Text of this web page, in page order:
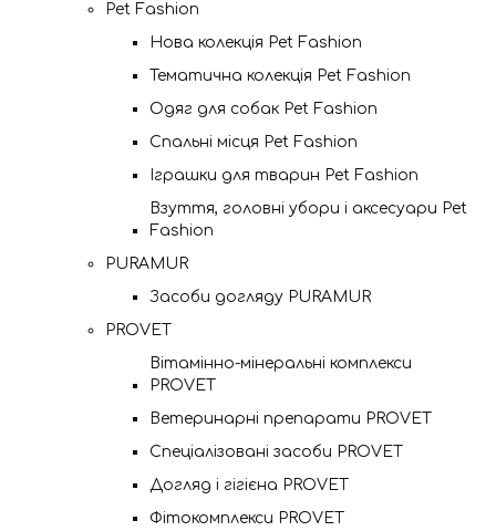
Pet Fashion
Нова колекція Pet Fashion
Тематична колекція Pet Fashion
Одяг для собак Pet Fashion
Спальні місця Pet Fashion
Іграшки для тварин Pet Fashion
Взуття, головні убори і аксесуари Pet
Fashion
PURAMUR
Засоби догляду PURAMUR
PROVET
Вітамінно-мінеральні комплекси
PROVET
Ветеринарні препарати PROVET
Спеціалізовані засоби PROVET
Догляд і гігієна PROVET
Фітокомплекси PROVET